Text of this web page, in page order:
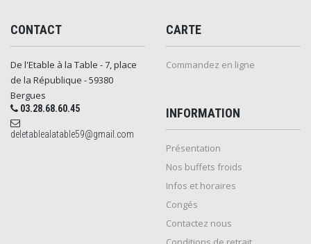
CONTACT
De l'Etable à la Table - 7, place
de la République - 59380
Bergues
03.28.68.60.45
deletablealatable59@gmail.com
CARTE
Commandez en ligne
INFORMATION
Présentation
Nos buffets froids
Infos et horaires
Congés
Contactez nous